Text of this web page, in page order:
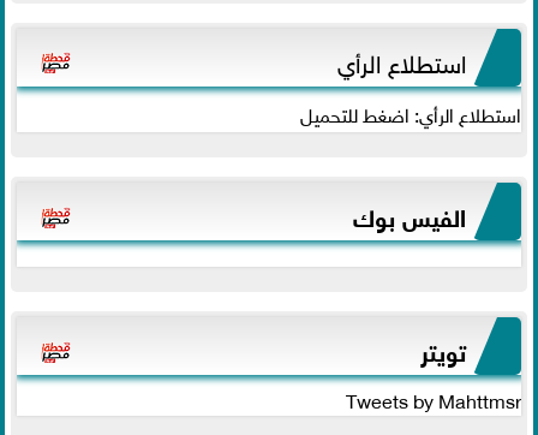
استطلاع الرأي
استطلاع الرأي: اضغط للتحميل
الفيس بوك
تويتر
Tweets by Mahttmsr